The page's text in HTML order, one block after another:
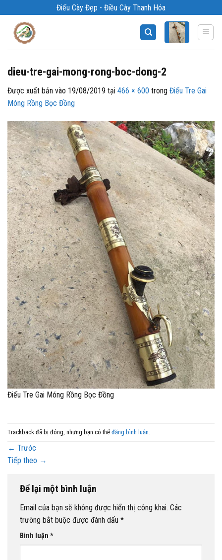
qua
Điếu Cày Đẹp - Điều Cày Thanh Hóa
dieu-tre-gai-mong-rong-boc-dong-2
Được xuất bản vào 19/08/2019 tại 466 × 600 trong Điếu Tre Gai
Móng Rồng Bọc Đồng
Điếu Tre Gai Móng Rồng Bọc Đồng
Trackback đã bị đóng, nhưng bạn có thể đăng bình luận
← Trước
Tiếp theo →
Để lại một bình luận
Email của bạn sẽ không được hiển thị công khai. Các
trường bắt buộc được đánh dấu *
Bình luận *